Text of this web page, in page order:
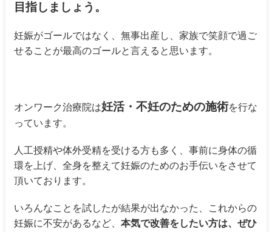
目指しましょう。
妊娠がゴールではなく、無事出産し、家族で笑顔で過ご
せることが最高のゴールと言えると思います。
オンワーク治療院は妊活・不妊のための施術を行な
っています。
人工授精や体外受精を受ける方も多く、事前に身体の循
環を上げ、全身を整えて妊娠のためのお手伝いをさせて
頂いております。
いろんなことを試したが結果が出なかった、これからの
妊娠に不安があるなど、本気で改善をしたい方は、ぜひ